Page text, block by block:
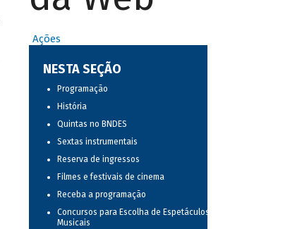
Ações
NESTA SEÇÃO
Programação
História
Quintas no BNDES
Sextas instrumentais
Reserva de ingressos
Filmes e festivais de cinema
Receba a programação
Concursos para Escolha de Espetáculos
Musicais